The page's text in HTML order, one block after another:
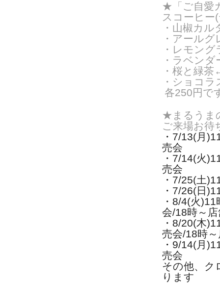
★「ご自愛
スコーヒー
・山椒カ
・アール
・レモン
・ラベン
・桜と緑
・ショコ
各250円で
★まるうま
ご来場お待
・7/13(月)
売会
・7/14(火)
売会
・7/25(土
・7/26(日
・8/4(火)11
会/18時～
・8/20(木)
売会/18時
・9/14(月)
売会
その他、ク
ります